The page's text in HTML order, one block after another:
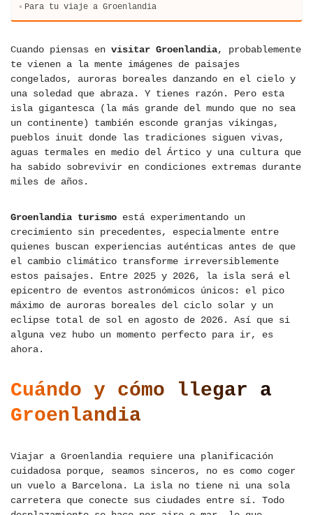
Para tu viaje a Groenlandia
Cuando piensas en visitar Groenlandia, probablemente
te vienen a la mente imágenes de paisajes
congelados, auroras boreales danzando en el cielo y
una soledad que abraza. Y tienes razón. Pero esta
isla gigantesca (la más grande del mundo que no sea
un continente) también esconde granjas vikingas,
pueblos inuit donde las tradiciones siguen vivas,
aguas termales en medio del Ártico y una cultura que
ha sabido sobrevivir en condiciones extremas durante
miles de años.
Groenlandia turismo está experimentando un
crecimiento sin precedentes, especialmente entre
quienes buscan experiencias auténticas antes de que
el cambio climático transforme irreversiblemente
estos paisajes. Entre 2025 y 2026, la isla será el
epicentro de eventos astronómicos únicos: el pico
máximo de auroras boreales del ciclo solar y un
eclipse total de sol en agosto de 2026. Así que si
alguna vez hubo un momento perfecto para ir, es
ahora.
Cuándo y cómo llegar a
Groenlandia
Viajar a Groenlandia requiere una planificación
cuidadosa porque, seamos sinceros, no es como coger
un vuelo a Barcelona. La isla no tiene ni una sola
carretera que conecte sus ciudades entre sí. Todo